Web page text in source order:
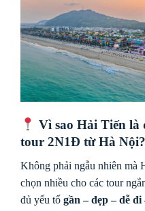
Vì sao Hải Tiến là
tour 2N1Đ từ Hà Nội?
Không phải ngẫu nhiên mà
chọn nhiều cho các tour
đủ yếu tố gần – đẹp – dễ đi